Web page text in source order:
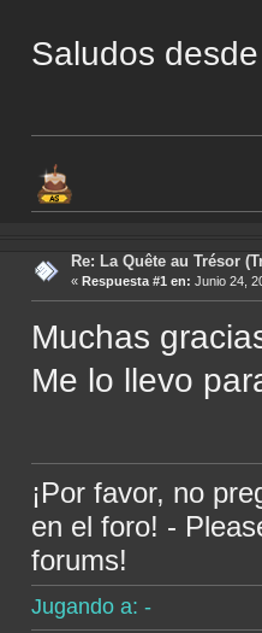
Saludos
Re: La Quête au Trésor
« Respuesta #1 en: Junio 24,
Muchas
Me lo llevo
¡Por favor, no
en el foro! -
forums!
Jugando a: -